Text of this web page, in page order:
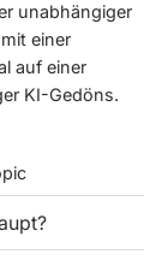
unabhängiger
einer
auf einer
KI-Gedöns.